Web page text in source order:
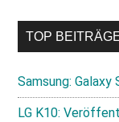
TOP
Samsung:
LG K10: